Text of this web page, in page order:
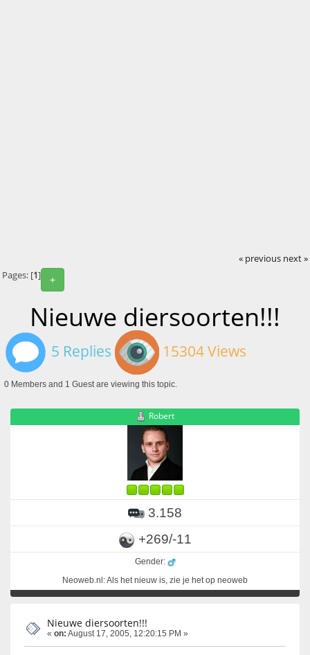
« previous next »
+
Pages: [1]
Nieuwe diersoorten!!!
5 Replies 15304 Views
0 Members and 1 Guest are viewing this topic.
Robert
3.158
+269/-11
Gender:
Neoweb.nl: Als het nieuw is, zie je het op neoweb
Nieuwe diersoorten!!!
« on: August 17, 2005, 12:20:15 PM »